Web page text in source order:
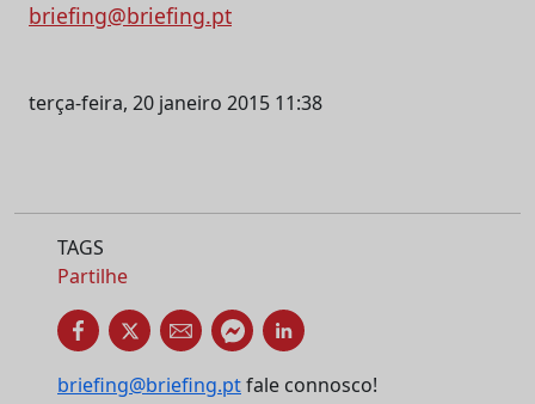
briefing@briefing.pt
terça-feira, 20 janeiro 2015 11:38
TAGS
Partilhe
briefing@briefing.ptfale connosco!